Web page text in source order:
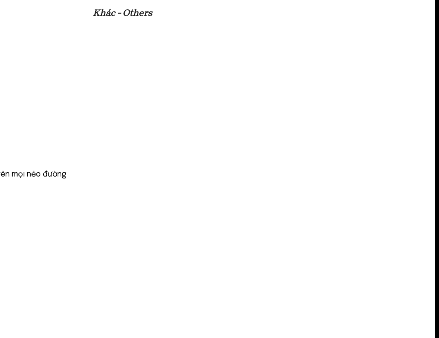
Khác - Others
mọi nẻo đường